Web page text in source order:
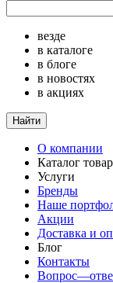
везде
в каталоге
в блоге
в новостях
в акциях
Найти
О компании
Каталог
Услуги
Бренды
Наше
Акции
Доставка и
Блог
Контакты